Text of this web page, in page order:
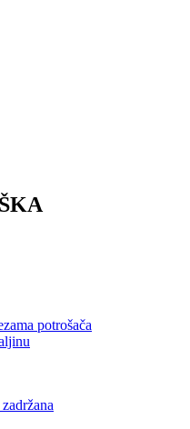
potrošača